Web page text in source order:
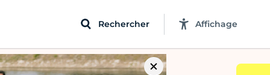
Rechercher Affichage